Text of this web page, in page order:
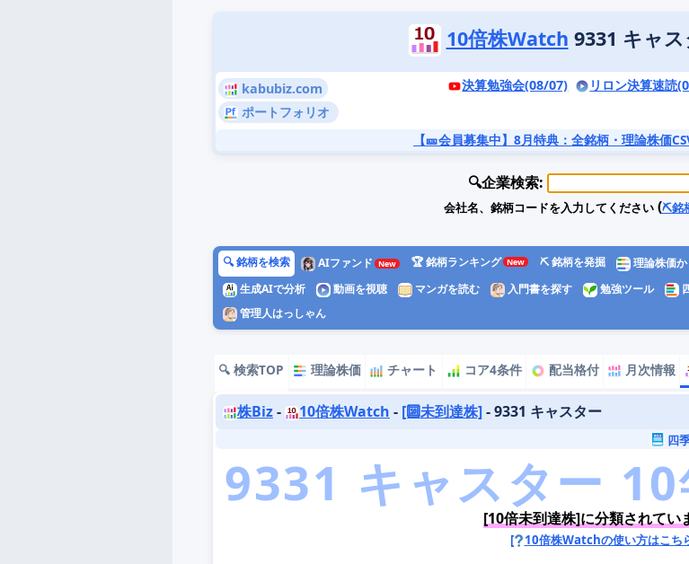
10倍株Watch 9331 キャ
kabubiz.com
ポートフォリオ
決算勉強会(08/07) リロン決算速読
【🎫会員募集中】8月特典 ：全銘柄・理論株価
🔍企業検索:
会社名、銘柄コードを入力してください(⛏️銘
🔍 銘柄を検索 AIファンド 🏆 銘柄ランキング ⛏️ 銘柄を発掘 理論株価か
生成AIで分析
動画を視聴 マンガを読む 入門書を探す 勉強ツール
管理人はっしゃん
🔍 検索TOP 理論株価 チャート コア4条件 配当格付 月次情報
株Biz- 10倍株Watch - [🔟未到達株]- 9331 キャスター
四
[10倍未到達株]に分類されてい
[ 10倍株Watchの使い方はこち